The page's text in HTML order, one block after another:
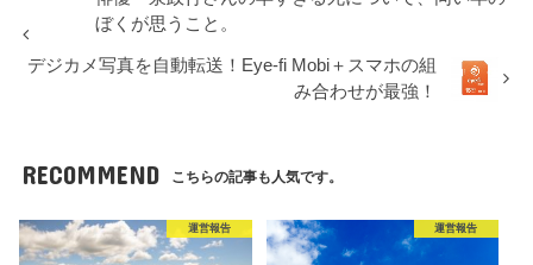
ぼくが思うこと。
デジカメ写真を自動転送！Eye-fi Mobi＋スマホの組
み合わせが最強！
RECOMMEND こちらの記事も人気です。
運営報告 運営報告